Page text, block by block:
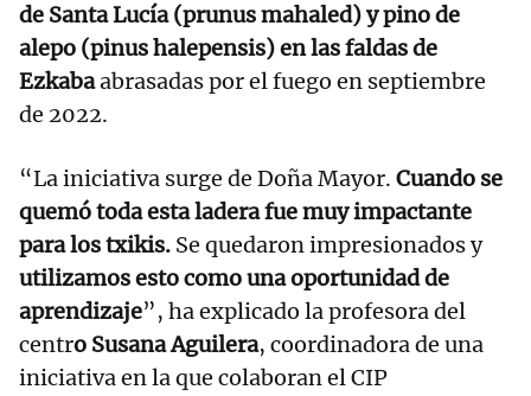
de Santa Lucía (prunus mahaled) y pino de
alepo (pinus halepensis) en las faldas de
Ezkabaabrasadas por el fuego en septiembre
de 2022.
“La iniciativa surge de Doña Mayor. Cuando se
quemó toda esta ladera fue muy impactante
para los txikis. Se quedaron impresionados y
utilizamos esto como una oportunidad de
aprendizaje”, ha explicado la profesora del
centro Susana Aguilera, coordinadora de una
iniciativa en la que colaboran el CIP